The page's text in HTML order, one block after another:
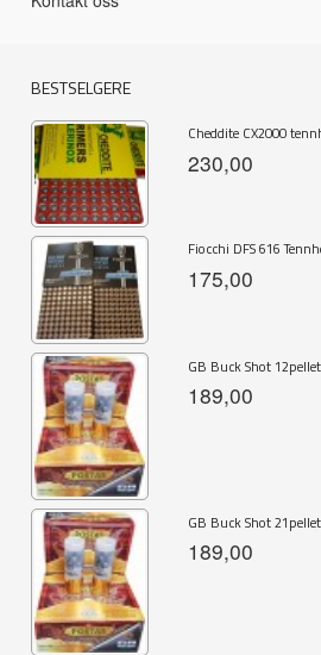
BESTSELGERE
Cheddite CX2000
230,00
Fiocchi DFS 616
175,00
GB Buck Shot
189,00
GB Buck Shot
189,00